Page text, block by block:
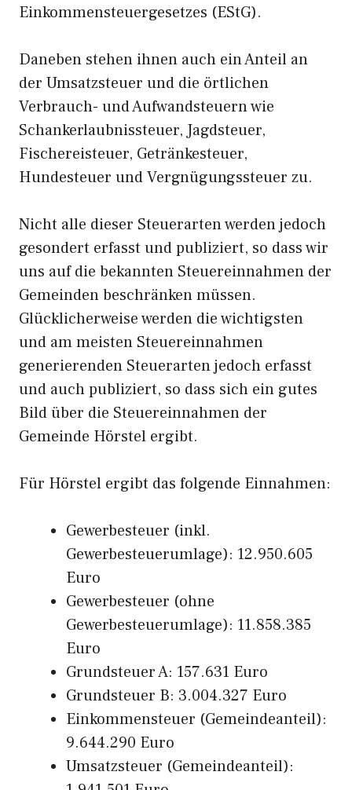
Einkommensteuergesetzes (EStG).
Daneben stehen ihnen auch ein Anteil an
der Umsatzsteuer und die örtlichen
Verbrauch- und Aufwandsteuern wie
Schankerlaubnissteuer, Jagdsteuer,
Fischereisteuer, Getränkesteuer,
Hundesteuer und Vergnügungssteuer zu.
Nicht alle dieser Steuerarten werden jedoch
gesondert erfasst und publiziert, so dass wir
uns auf die bekannten Steuereinnahmen der
Gemeinden beschränken müssen.
Glücklicherweise werden die wichtigsten
und am meisten Steuereinnahmen
generierenden Steuerarten jedoch erfasst
und auch publiziert, so dass sich ein gutes
Bild über die Steuereinnahmen der
Gemeinde Hörstel ergibt.
Für Hörstel ergibt das folgende Einnahmen:
Gewerbesteuer (inkl.
Gewerbesteuerumlage): 12.950.605
Euro
Gewerbesteuer (ohne
Gewerbesteuerumlage): 11.858.385
Euro
Grundsteuer A: 157.631 Euro
Grundsteuer B: 3.004.327 Euro
Einkommensteuer (Gemeindeanteil):
9.644.290 Euro
Umsatzsteuer (Gemeindeanteil):